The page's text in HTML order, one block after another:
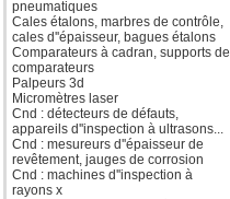
pneumatiques
Cales étalons, marbres de contrôle,
cales d''épaisseur, bagues étalons
Comparateurs à cadran, supports de
comparateurs
Palpeurs 3d
Micromètres laser
Cnd : détecteurs de défauts,
appareils d''inspection à ultrasons...
Cnd : mesureurs d''épaisseur de
revêtement, jauges de corrosion
Cnd : machines d''inspection à
rayons x